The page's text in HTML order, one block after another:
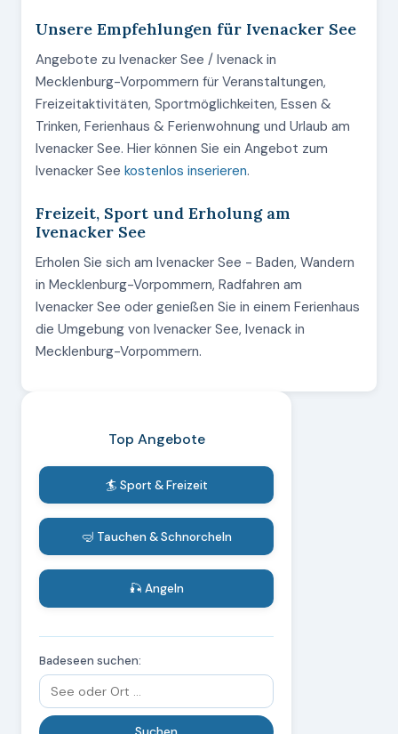
Unsere Empfehlungen für Ivenacker See
Angebote zu Ivenacker See / Ivenack in
Mecklenburg-Vorpommern für Veranstaltungen,
Freizeitaktivitäten, Sportmöglichkeiten, Essen &
Trinken, Ferienhaus & Ferienwohnung und Urlaub am
Ivenacker See. Hier können Sie ein Angebot zum
Ivenacker See kostenlos inserieren.
Freizeit, Sport und Erholung am
Ivenacker See
Erholen Sie sich am Ivenacker See - Baden, Wandern
in Mecklenburg-Vorpommern, Radfahren am
Ivenacker See oder genießen Sie in einem Ferienhaus
die Umgebung von Ivenacker See, Ivenack in
Mecklenburg-Vorpommern.
Top Angebote
🏄 Sport & Freizeit
🤿 Tauchen & Schnorcheln
🎣 Angeln
Badeseen suchen: